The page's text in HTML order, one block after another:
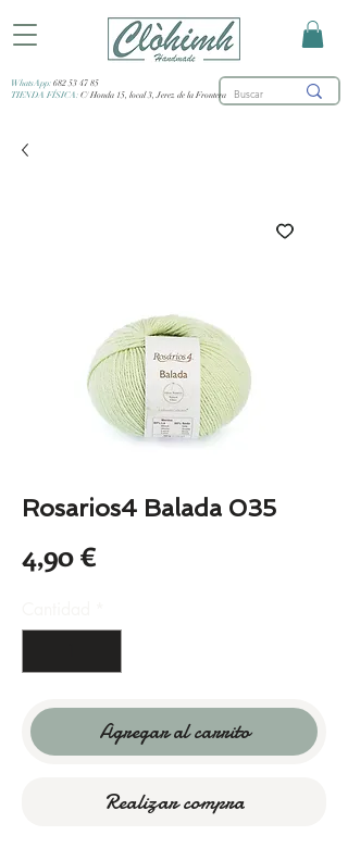
WhatsApp: 682 53 47 85
TIENDA FÍSICA: C/ Honda 15, local 3, Jerez de la Frontera
Rosarios4 Balada 035
4,90 €
Agregar al carrito
Realizar compra